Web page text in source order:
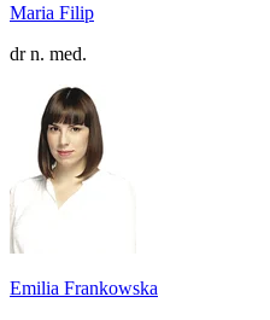
Maria Filip
dr n. med.
Emilia Frankowska